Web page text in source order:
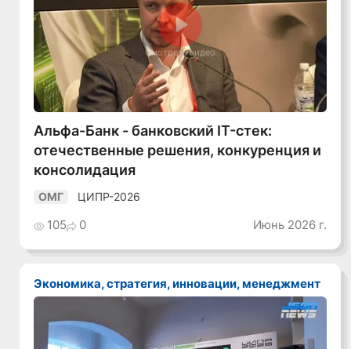
Смотреть видео
Альфа-Банк - банковский IT-стек:
отечественные решения, конкуренция и
консолидация
ОМГ ЦИПР-2026
105 0 Июнь 2026 г.
Экономика, стратегия, инновации, менеджмент